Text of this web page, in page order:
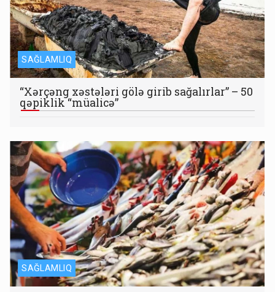
SAĞLAMLIQ
“Xərçəng xəstələri gölə girib sağalırlar” – 50
qəpiklik “müalicə”
SAĞLAMLIQ